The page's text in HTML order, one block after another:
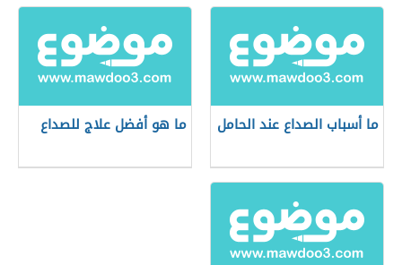
ما أسباب الصداع عند الحامل ما هو أفضل علاج للصداع